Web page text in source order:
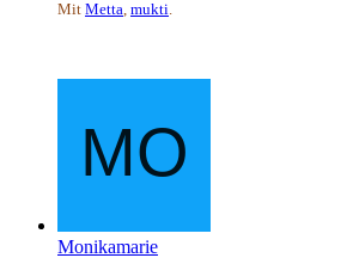
Mit Metta mukti
Monikamarie